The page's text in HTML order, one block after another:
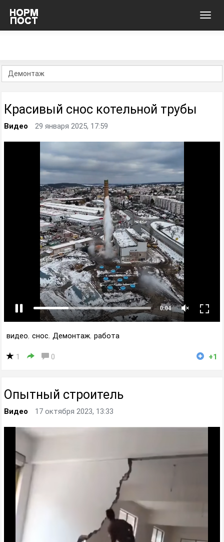
Красивый снос котельной трубы
Видео 29 января 2025, 17:59
видео, снос, Демонтаж, работа
1 0 +1
Опытный строитель
Видео 17 октября 2023, 13:33